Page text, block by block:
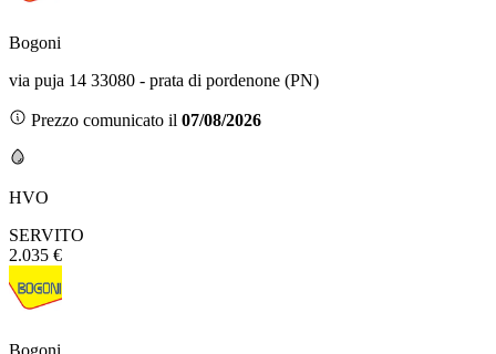
Bogoni
via puja 14 33080 - prata di pordenone (PN)
Prezzo comunicato il 07/08/2026
HVO
SERVITO
2.035 €
Bogoni